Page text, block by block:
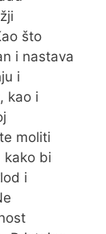
što
i nastava
i
kao i
moliti
kako bi
i